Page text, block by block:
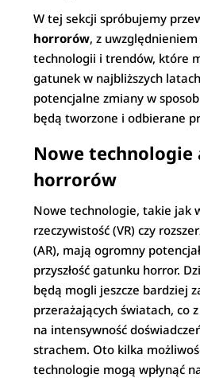
W tej sekcji spróbujemy
horrorów, z
technologii i trendów, które
gatunek w najbliższych
potencjalne zmiany w
będą tworzone i odbierane
Nowe technologie
horrorów
Nowe technologie, takie jak
rzeczywistość (VR) czy
(AR), mają ogromny
przyszłość gatunku horror.
będą mogli jeszcze bardziej
przerażających światach, co
na intensywność
strachem. Oto kilka
technologie mogą wpłynąć